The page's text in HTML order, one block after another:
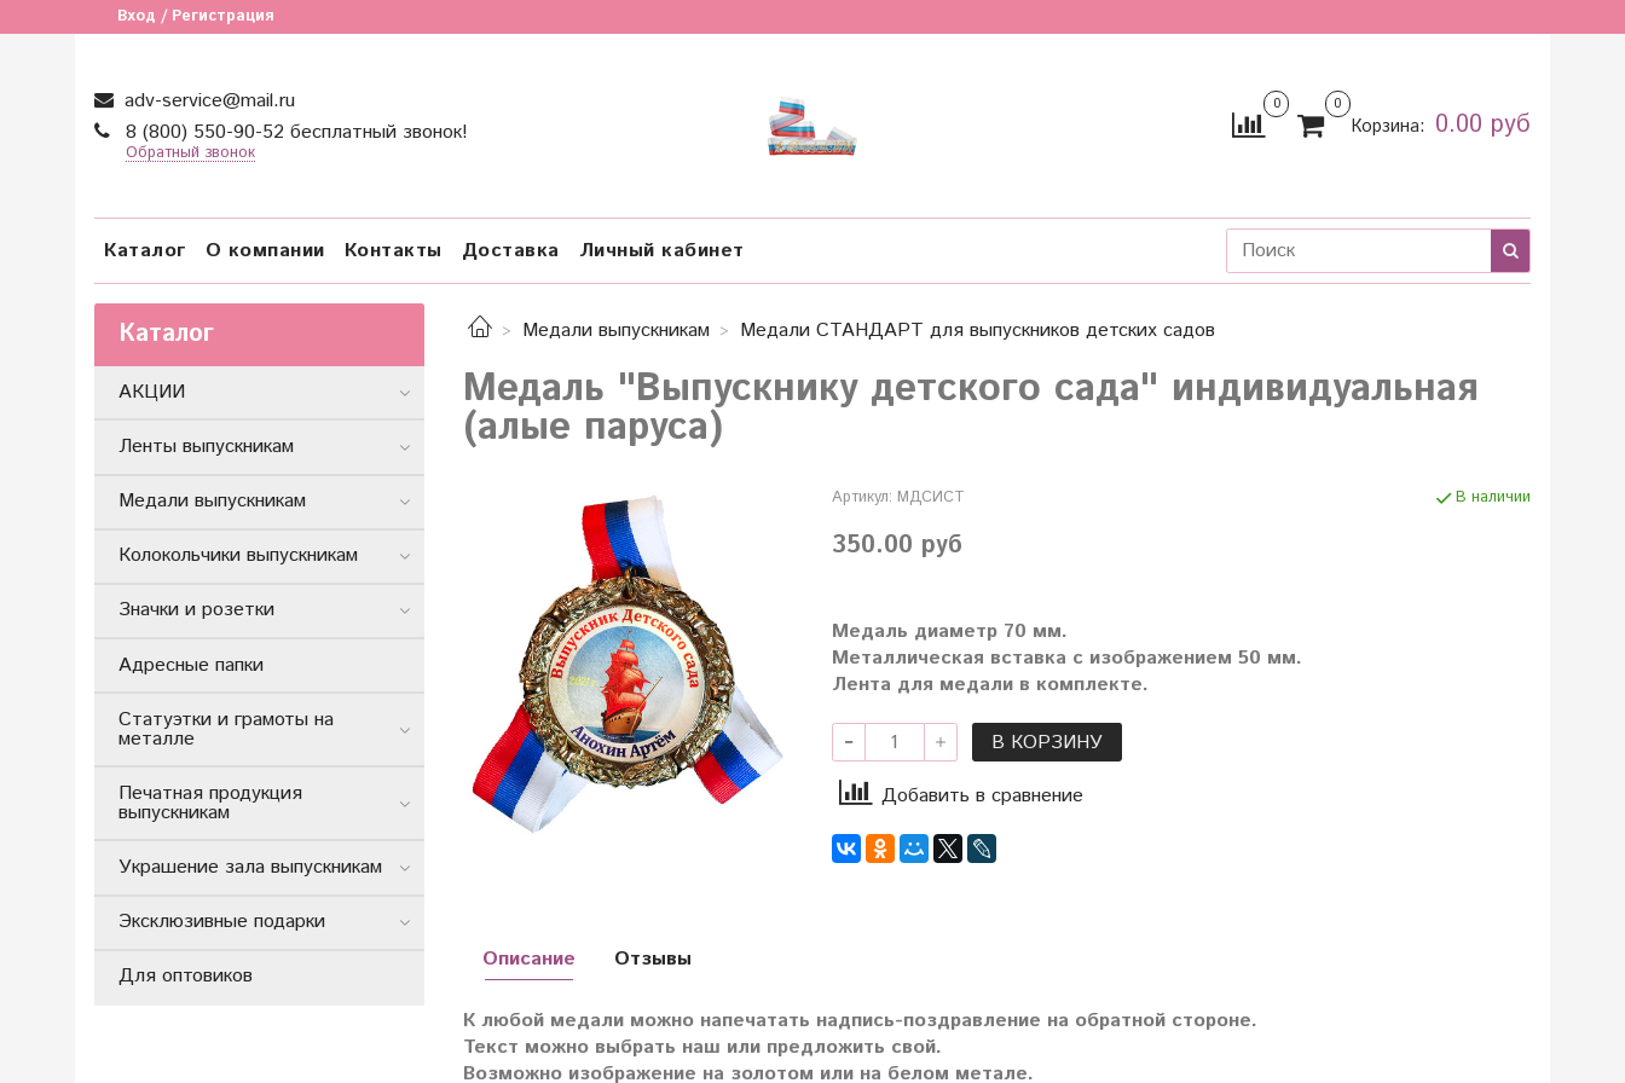
Вход / Регистрация
adv-service@mail.ru
8 (800) 550-90-52 бесплатный звонок!
Обратный звонок
0 0
Корзина: 0.00 руб
Каталог О компании Контакты Доставка Личный кабинет
Медали выпускникам Медали СТАНДАРТ для выпускников детских садов
Медаль "Выпускнику детского сада" индивидуальная
(алые паруса)
Артикул: МДСИСТ В наличии
350.00 руб
Медаль диаметр 70 мм.
Металлическая вставка с изображением 50 мм.
Лента для медали в комплекте.
В КОРЗИНУ
Добавить в сравнение
Описание
К любой медали можно напечатать надпись-поздравление на обратной стороне.
Текст можно выбрать наш или предложить свой.
Возможно изображение на золотом или на белом метале.
Отзывы
Каталог
АКЦИИ
Ленты выпускникам
Медали выпускникам
Колокольчики выпускникам
Значки и розетки
Адресные папки
Статуэтки и грамоты на
металле
Печатная продукция
выпускникам
Украшение зала выпускникам
Эксклюзивные подарки
Для оптовиков